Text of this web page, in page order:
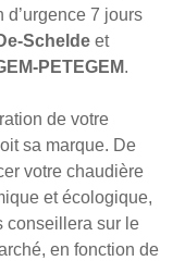
d’urgence 7 jours
Schelde et
PETEGEM.
de votre
sa marque. De
votre chaudière
et écologique,
conseillera sur le
en fonction de